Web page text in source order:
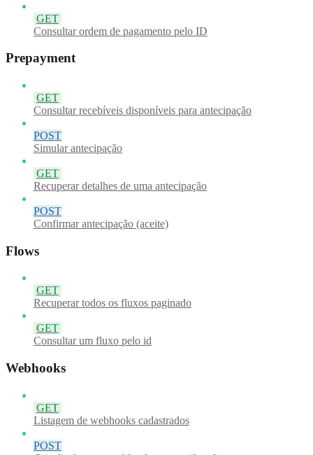
GET
Consultar ordem de pagamento pelo ID
Prepayment
GET
Consultar recebíveis disponíveis para antecipação
POST
Simular antecipação
GET
Recuperar detalhes de uma antecipação
POST
Confirmar antecipação (aceite)
Flows
GET
Recuperar todos os fluxos paginado
GET
Consultar um fluxo pelo id
Webhooks
GET
Listagem de webhooks cadastrados
POST